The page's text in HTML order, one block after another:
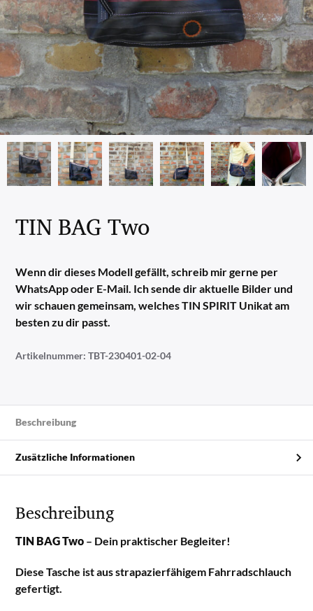
TIN BAG Two
Wenn dir dieses Modell gefällt, schreib mir gerne per
WhatsApp oder E-Mail. Ich sende dir aktuelle Bilder und
wir schauen gemeinsam, welches TIN SPIRIT Unikat am
besten zu dir passt.
Artikelnummer:TBT-230401-02-04
Beschreibung
Zusätzliche Informationen
Beschreibung
TIN BAG Two – Dein praktischer Begleiter!
Diese Tasche ist aus strapazierfähigem Fahrradschlauch
gefertigt.